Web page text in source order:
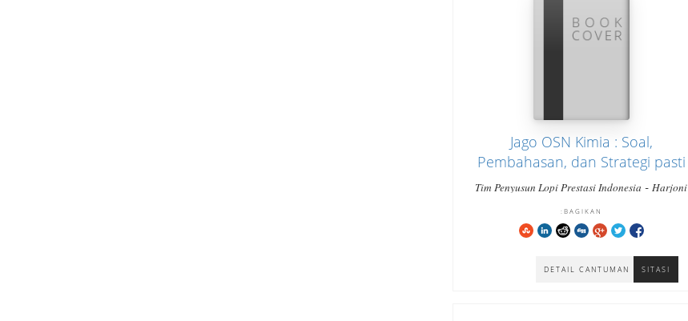
Jago OSN Kimia : Soal,
Pembahasan, dan Strategi pasti
bisa cara cepat paham dan
Sederajat
Tim Penyusun Lopi Prestasi Indonesia - Harjoni
DETAIL CANTUMAN SITASI
BAGIKAN: